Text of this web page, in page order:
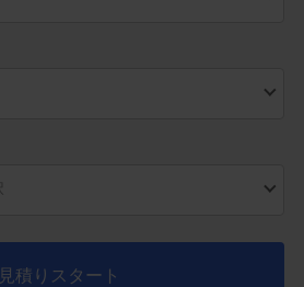
見積りスタート